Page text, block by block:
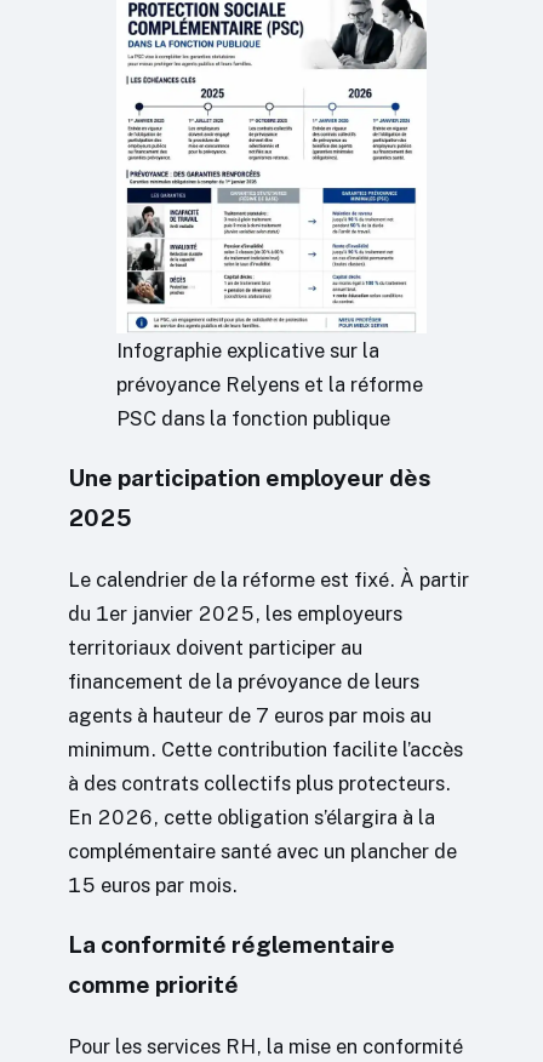
Infographie explicative sur la
prévoyance Relyens et la réforme
PSC dans la fonction publique
Une participation employeur dès
2025
Le calendrier de la réforme est fixé. À partir
du 1er janvier 2025, les employeurs
territoriaux doivent participer au
financement de la prévoyance de leurs
agents à hauteur de 7 euros par mois au
minimum. Cette contribution facilite l’accès
à des contrats collectifs plus protecteurs.
En 2026, cette obligation s’élargira à la
complémentaire santé avec un plancher de
15 euros par mois.
La conformité réglementaire
comme priorité
Pour les services RH, la mise en conformité